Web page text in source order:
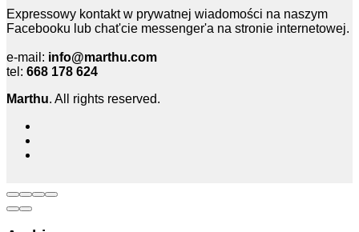
Expressowy kontakt w prywatnej wiadomości na naszym
Facebooku lub chat'cie messenger'a na stronie internetowej.
e-mail: info@marthu.com
tel: 668 178 624
Marthu. All rights reserved.